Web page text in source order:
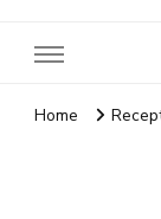
Home